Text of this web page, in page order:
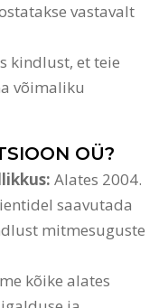
vastavalt
kindlust, et teie
võimaliku
OÜ?
Alates 2004.
saavutada
mitmesuguste
kõike alates